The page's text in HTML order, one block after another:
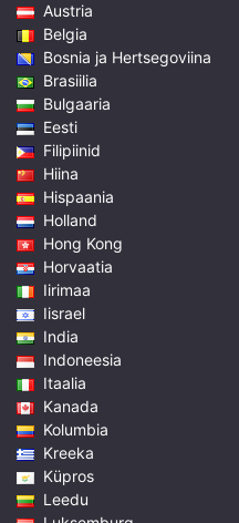
Austria
Belgia
Bosnia ja Hertsegoviina
Brasiilia
Bulgaaria
Eesti
Filipiinid
Hiina
Hispaania
Holland
Hong Kong
Horvaatia
Iirimaa
Iisrael
India
Indoneesia
Itaalia
Kanada
Kolumbia
Kreeka
Küpros
Leedu